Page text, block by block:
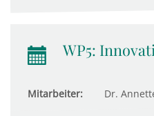
WP5:
Mitarbeiter: Dr.